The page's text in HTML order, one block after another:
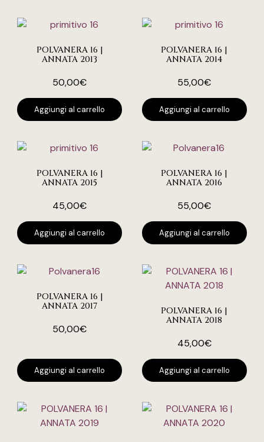
POLVANERA 16 |
ANNATA 2013
50,00€
Aggiungi al carrello
POLVANERA 16 |
ANNATA 2014
55,00€
Aggiungi al carrello
POLVANERA 16 |
ANNATA 2015
45,00€
Aggiungi al carrello
POLVANERA 16 |
ANNATA 2016
55,00€
Aggiungi al carrello
POLVANERA 16 |
ANNATA 2017
50,00€
Aggiungi al carrello
POLVANERA 16 |
ANNATA 2018
45,00€
Aggiungi al carrello